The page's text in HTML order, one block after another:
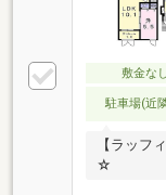
敷金なし
駐車場(近
【ラッフ
☆